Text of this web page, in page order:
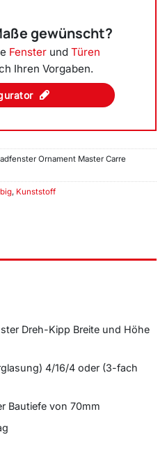
gewünscht?
Fenster undTüren
Ihren Vorgaben.
Ornament Master Carre
, Kunststoff
Dreh-Kipp Breite und Höhe
4/16/4 oder (3-fach
Bautiefe von 70mm